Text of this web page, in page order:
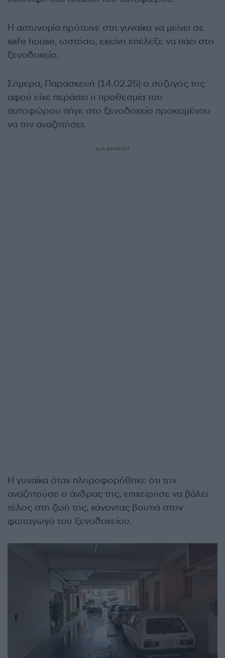
Η αστυνομία πρότεινε στη γυναίκα να μείνει σε
safe house, ωστόσο, εκείνη επέλεξε να πάει στο
ξενοδοχείο.
Σήμερα, Παρασκευή (14.02.25) ο σύζυγός της
αφού είχε περάσει η προθεσμία του
αυτοφώρου πήγε στο ξενοδοχείο προκειμένου
να την αναζητήσει.
ΔΙΑΦΗΜΙΣΗ
Η γυναίκα όταν πληροφορήθηκε ότι την
αναζητούσε ο άνδρας της, επιχείρησε να βάλει
τέλος στη ζωή της, κάνοντας βουτιά στον
φωταγωγό του ξενοδοχείου.